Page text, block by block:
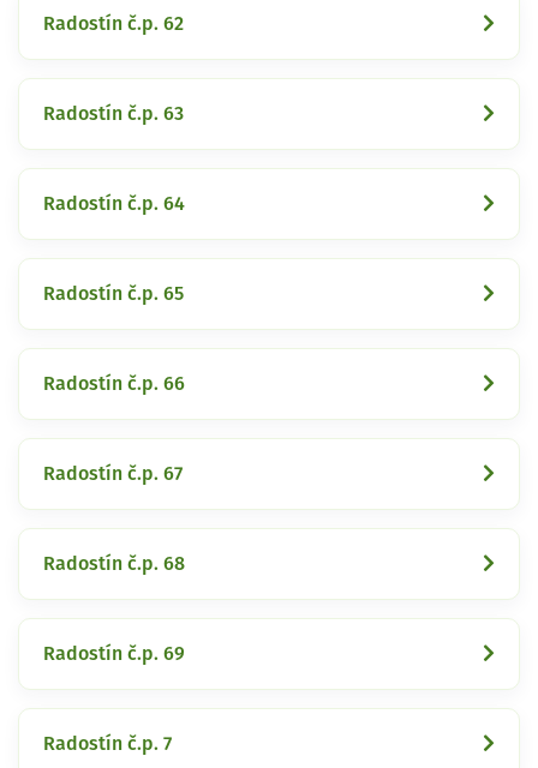
Radostín č.p. 62
Radostín č.p. 63
Radostín č.p. 64
Radostín č.p. 65
Radostín č.p. 66
Radostín č.p. 67
Radostín č.p. 68
Radostín č.p. 69
Radostín č.p. 7